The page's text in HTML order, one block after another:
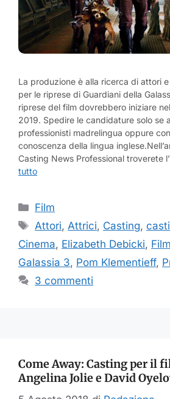
La produzione è alla ricerca di attori
per le riprese di Guardiani della
riprese del film dovrebbero iniziare
2019. Spedire le candidature solo se
professionisti madrelingua oppure
conoscenza della lingua
Casting News Professional troverete
tutto
Categorie
Film
Tag
Attori,Attrici, Casting,
Cinema, Elizabeth Debicki, Film
Galassia 3, Pom Klementieff,
3 commenti
Come Away: Casting per il
Angelina Jolie e David